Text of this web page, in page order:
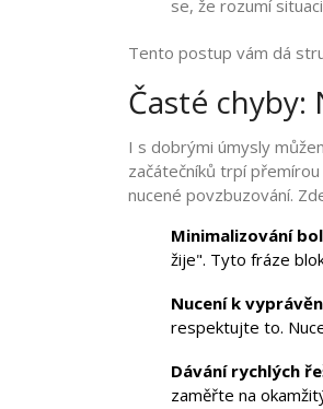
se, že rozumí
Tento postup vám dá
Časté
I s dobrými úmysly
začátečníků trpí
nucené povzbuzování.
Minimalizování
žije". Tyto fráze
Nucení k
respektujte to.
Dávání rychlých
zaměřte na